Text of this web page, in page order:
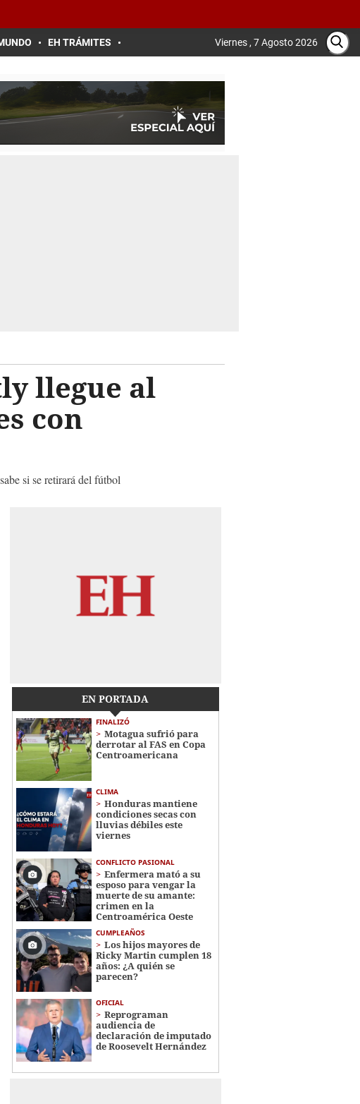
EH TRÁMITES Viernes , 7 Agosto 2026
llegue al
con
si se retirará del fútbol
EN PORTADA
FINALIZÓ
Motagua sufrió para
derrotar al FAS en Copa
Centroamericana
CLIMA
Honduras mantiene
condiciones secas con
lluvias débiles este
viernes
CONFLICTO PASIONAL
Enfermera mató a su
esposo para vengar la
muerte de su amante:
crimen en la
Centroamérica Oeste
CUMPLEAÑOS
Los hijos mayores de
Ricky Martin cumplen 18
años: ¿A quién se
parecen?
OFICIAL
Reprograman
audiencia de
declaración de imputado
de Roosevelt Hernández